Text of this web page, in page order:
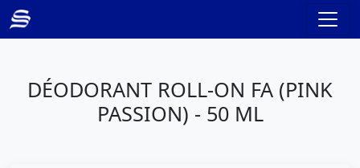
DÉODORANT ROLL-ON FA (PINK
PASSION) - 50 ML